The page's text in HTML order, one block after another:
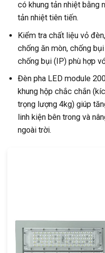
có khung tản nhiệt bằng
tản nhiệt tiên tiến.
Kiểm tra chất liệu vỏ
chống ăn mòn, chống
chống bụi (IP) phù hợp
Đèn pha LED module
khung hộp chắc chắn
trọng lượng 4kg) giúp
linh kiện bên trong và
ngoài trời.